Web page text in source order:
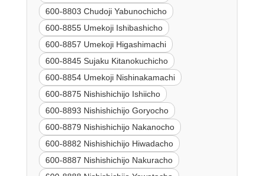
600-8803 Chudoji Yabunochicho
600-8855 Umekoji Ishibashicho
600-8857 Umekoji Higashimachi
600-8845 Sujaku Kitanokuchicho
600-8854 Umekoji Nishinakamachi
600-8875 Nishishichijo Ishiicho
600-8893 Nishishichijo Goryocho
600-8879 Nishishichijo Nakanocho
600-8882 Nishishichijo Hiwadacho
600-8887 Nishishichijo Nakuracho